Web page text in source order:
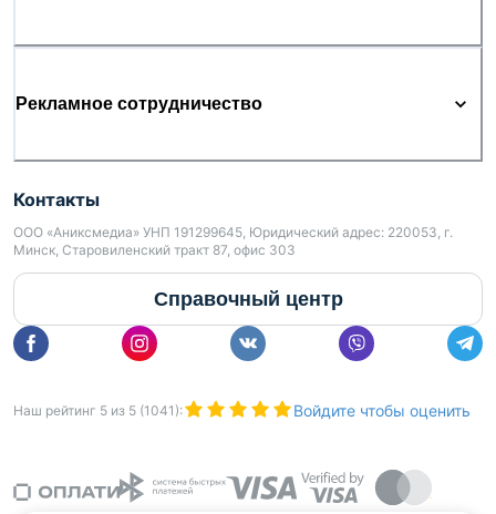
Рекламное сотрудничество
Контакты
ООО «Аниксмедиа» УНП 191299645, Юридический адрес: 220053, г.
Минск, Старовиленский тракт 87, офис 303
Справочный центр
Наш рейтинг 5 из 5 (1041 ): Войдите чтобы оценить